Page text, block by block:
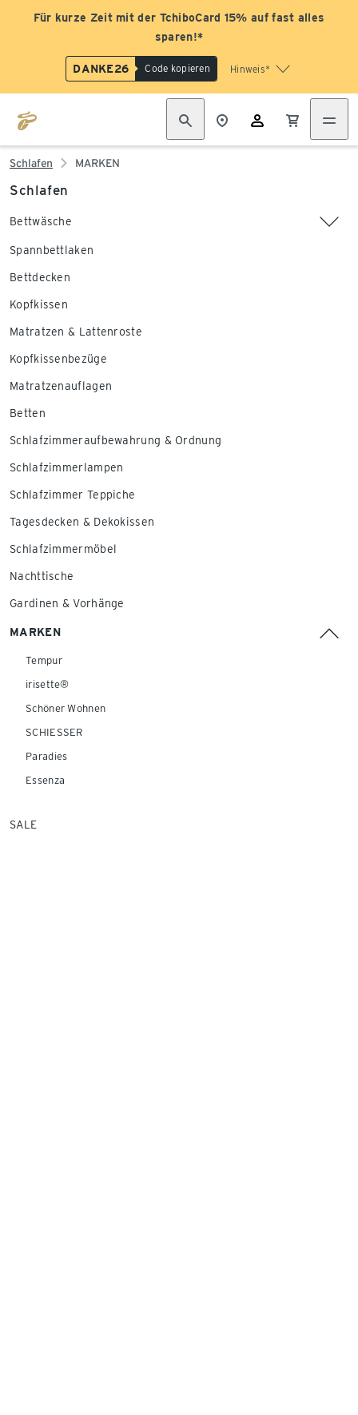
Für kurze Zeit mit der TchiboCard 15% auf fast alles
sparen!*
DANKE26 Code kopieren Hinweis*
Schlafen MARKEN
Schlafen
Bettwäsche
Spannbettlaken
Bettdecken
Kopfkissen
Matratzen & Lattenroste
Kopfkissenbezüge
Matratzenauflagen
Betten
Schlafzimmeraufbewahrung & Ordnung
Schlafzimmerlampen
Schlafzimmer Teppiche
Tagesdecken & Dekokissen
Schlafzimmermöbel
Nachttische
Gardinen & Vorhänge
MARKEN
Tempur
irisette®
Schöner Wohnen
SCHIESSER
Paradies
Essenza
SALE